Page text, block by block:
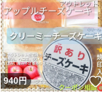
いいね！
940円